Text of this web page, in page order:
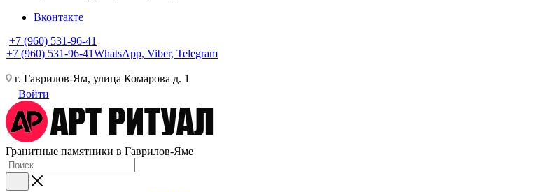
Вконтакте
+7 (960) 531-96-41
+7 (960) 531-96-41WhatsApp, Viber, Telegram
г. Гаврилов-Ям, улица Комарова д. 1
Войти
Гранитные памятники в Гаврилов-Яме